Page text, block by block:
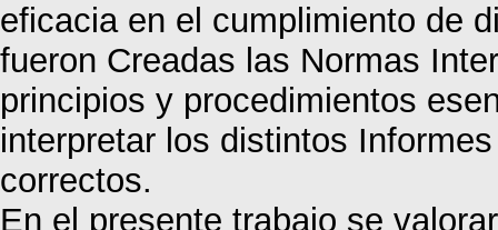
eficacia en el cumplimiento de
fueron Creadas las Normas
principios y procedimientos
interpretar los distintos
correctos.
En el presente trabajo se